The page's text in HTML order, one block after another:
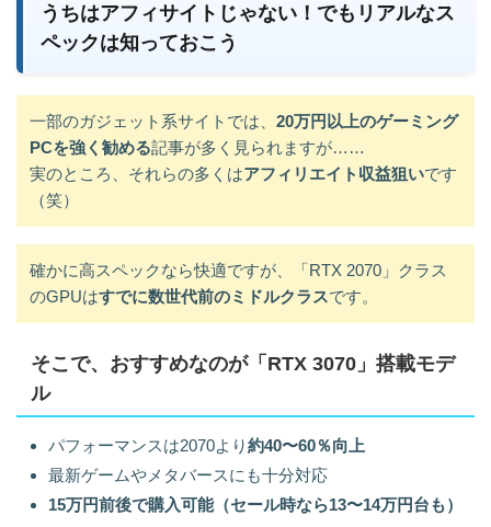
うちはアフィサイトじゃない！でもリアルなス
ペックは知っておこう
一部のガジェット系サイトでは、 20万円以上のゲーミング
PCを強く勧める記事が多く見られますが……
実のところ、それらの多くはアフィリエイト収益狙いです
（笑）
確かに高スペックなら快適ですが、「RTX 2070」クラス
のGPUはすでに数世代前のミドルクラスです。
そこで、おすすめなのが「RTX 3070」搭載モデ
ル
パフォーマンスは2070より約40〜60％向上
最新ゲームやメタバースにも十分対応
15万円前後で購入可能（セール時なら13〜14万円台も）